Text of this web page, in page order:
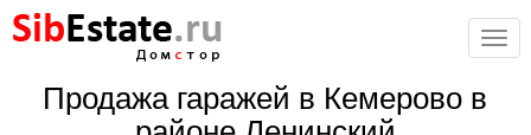
SibEstate.ru
стор
Продажа гаражей в Кемерово в